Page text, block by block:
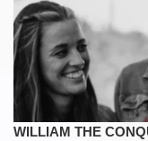
WILLIAM THE